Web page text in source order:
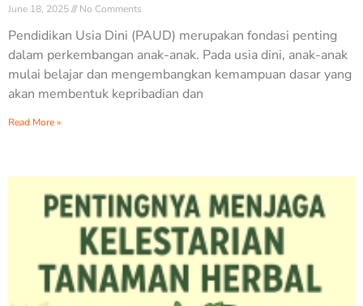
June 18, 2025 No Comments
Pendidikan Usia Dini (PAUD) merupakan fondasi penting
dalam perkembangan anak-anak. Pada usia dini, anak-anak
mulai belajar dan mengembangkan kemampuan dasar yang
akan membentuk kepribadian dan
Read More »